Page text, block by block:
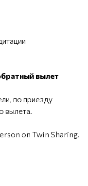
вылет
по приезду
вылета.
on Twin Sharing.